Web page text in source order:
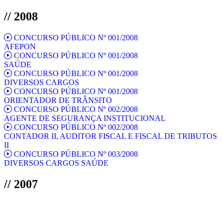
// 2008
CONCURSO PÚBLICO Nº 001/2008
AFEPON
CONCURSO PÚBLICO Nº 001/2008
SAÚDE
CONCURSO PÚBLICO Nº 001/2008
DIVERSOS CARGOS
CONCURSO PÚBLICO Nº 001/2008
ORIENTADOR DE TRÂNSITO
CONCURSO PÚBLICO Nº 002/2008
AGENTE DE SEGURANÇA INSTITUCIONAL
CONCURSO PÚBLICO Nº 002/2008
CONTADOR II, AUDITOR FISCAL E FISCAL DE TRIBUTOS
II
CONCURSO PÚBLICO Nº 003/2008
DIVERSOS CARGOS SAÚDE
// 2007